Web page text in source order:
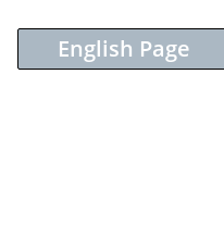
English Page